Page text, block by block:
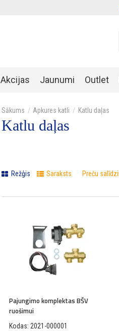
Akcijas Jaunumi Outlet
Apkures katli Katlu daļas
Katlu daļas
Režģis Saraksts Preču
Pajungimo komplektas BŠV
ruošimui
Kodas: 2021-000001